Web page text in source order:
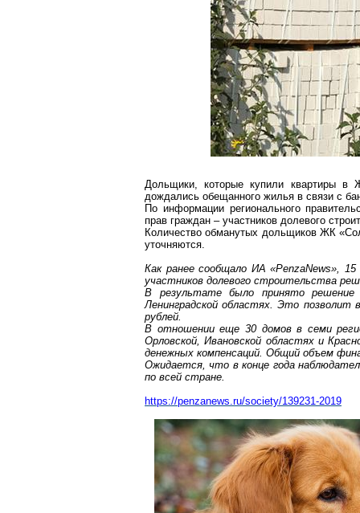
Дольщики, которые купили квартиры
дождались обещанного жилья в связи с
По информации регионального
прав граждан – участников долевого
Количество обманутых дольщиков ЖК
уточняются.
Как ранее сообщало ИА «PenzaNews», 15
участников долевого строительства
В результате было принято решение
Ленинградской областях. Это позволит
рублей.
В отношении еще 30 домов в семи
Орловской, Ивановской областях и
денежных компенсаций. Общий объем
Ожидается, что в конце года
по всей стране.
https://penzanews.ru/society/139231-2019